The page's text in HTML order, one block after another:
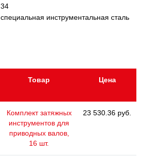
34
специальная инструментальная сталь
Товар Цена
Комплект затяжных
инструментов для
приводных валов,
16 шт.
23 530.36 руб.